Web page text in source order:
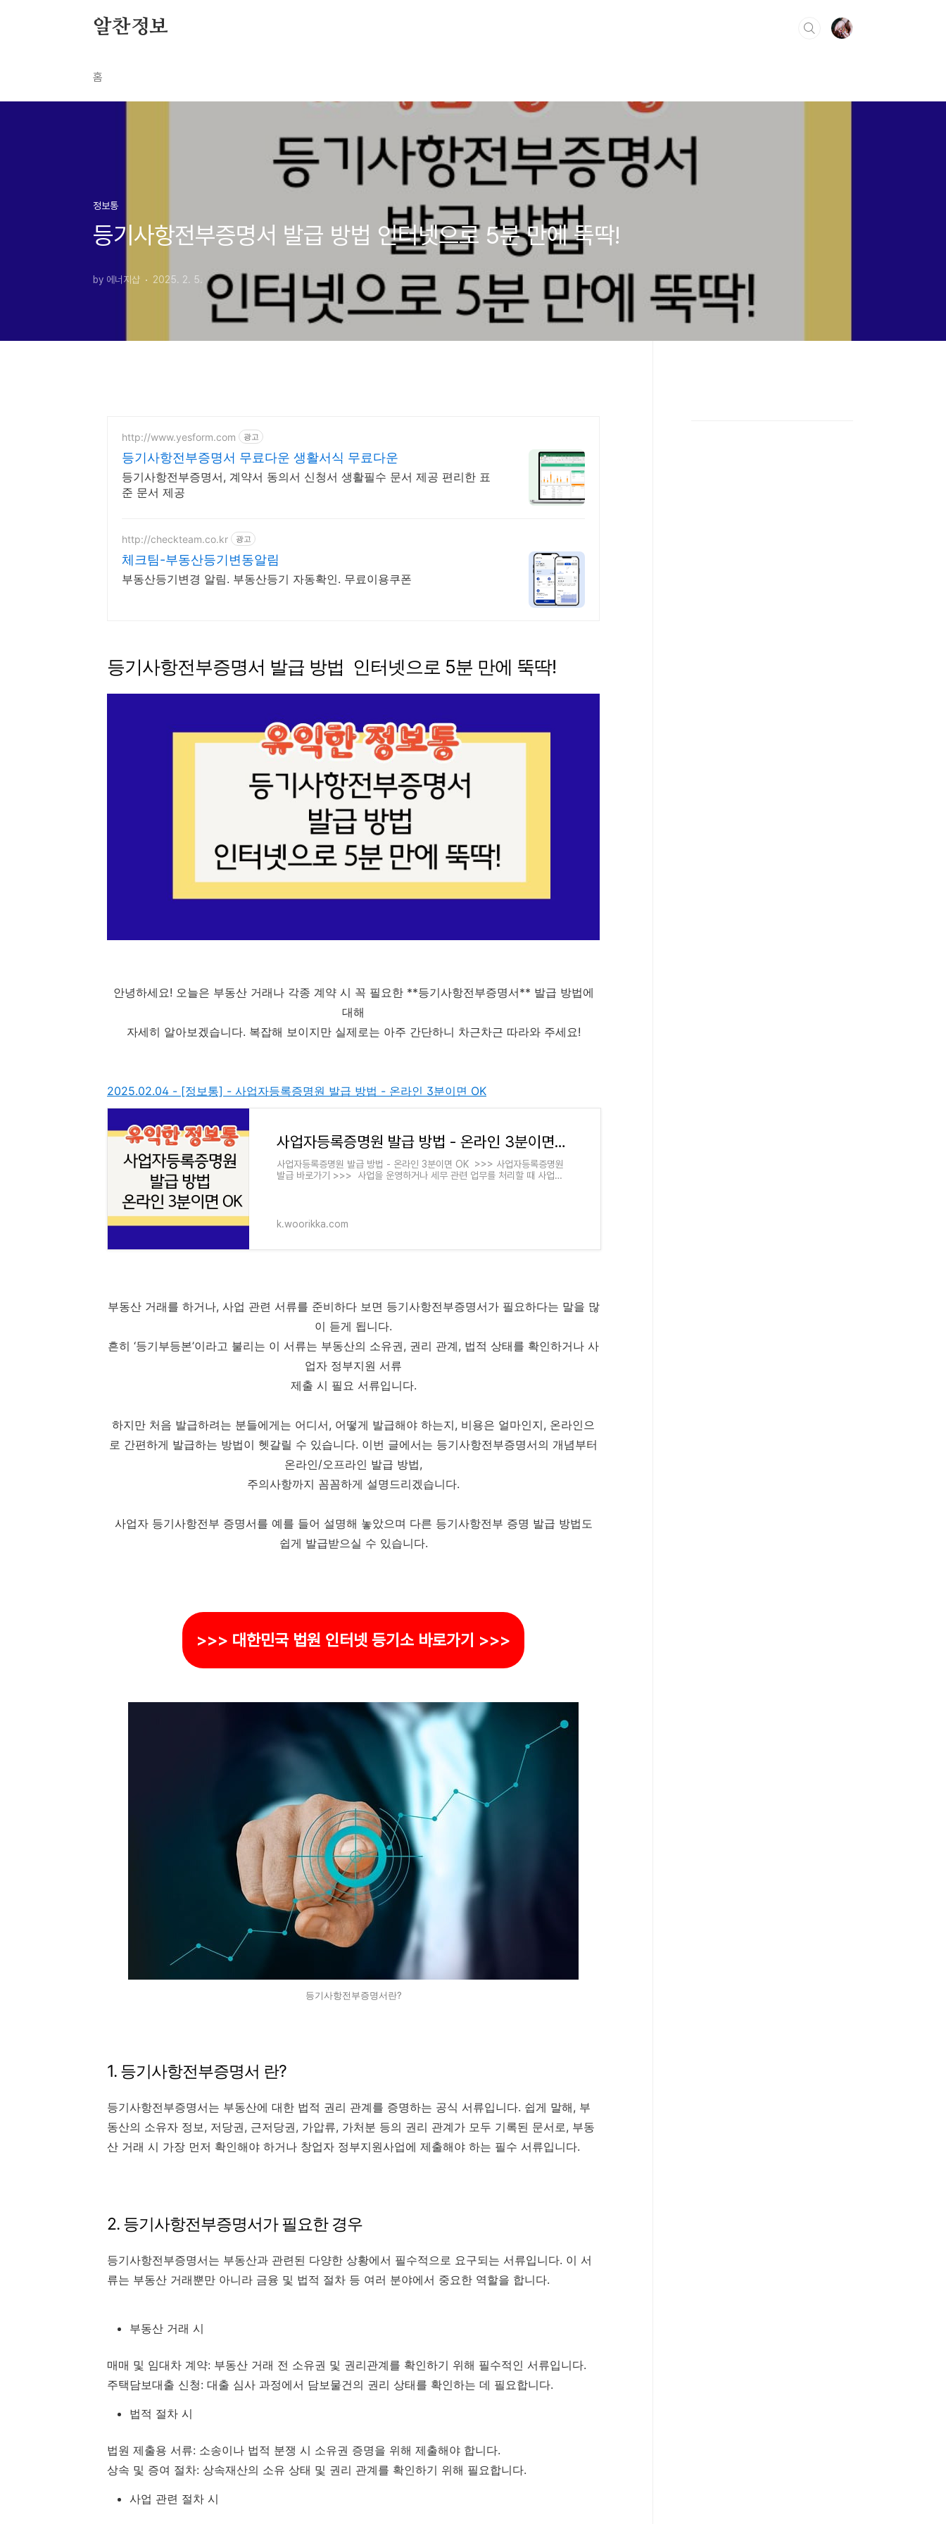
알찬정보
홈
정보통
등기사항전부증명서 발급 방법 인터넷으로 5분 만에 뚝딱!
by 에너지샵 2025. 2. 5.
http://www.yesform.com 광고
등기사항전부증명서 무료다운 생활서식 무료다운
등기사항전부증명서, 계약서 동의서 신청서 생활필수 문서 제공 편리한 표
준 문서 제공
http://checkteam.co.kr 광고
체크팀-부동산등기변동알림
부동산등기변경 알림. 부동산등기 자동확인. 무료이용쿠폰
등기사항전부증명서 발급 방법 인터넷으로 5분 만에 뚝딱!
안녕하세요! 오늘은 부동산 거래나 각종 계약 시 꼭 필요한 **등기사항전부증명서** 발급 방법에
대해
자세히 알아보겠습니다. 복잡해 보이지만 실제로는 아주 간단하니 차근차근 따라와 주세요!
2025.02.04 - [정보통] - 사업자등록증명원 발급 방법 - 온라인 3분이면 OK
사업자등록증명원 발급 방법 - 온라인 3분이면 OK
사업자등록증명원 발급 방법 - 온라인 3분이면 OK >>> 사업자등록증명원
발급 바로가기 >>> 사업을 운영하거나 세무 관련 업무를 처리할 때 사업자
k.woorikka.com
부동산 거래를 하거나, 사업 관련 서류를 준비하다 보면 등기사항전부증명서가 필요하다는 말을 많
이 듣게 됩니다.
흔히 ‘등기부등본’이라고 불리는 이 서류는 부동산의 소유권, 권리 관계, 법적 상태를 확인하거나 사
업자 정부지원 서류
제출 시 필요 서류입니다.
하지만 처음 발급하려는 분들에게는 어디서, 어떻게 발급해야 하는지, 비용은 얼마인지, 온라인으
로 간편하게 발급하는 방법이 헷갈릴 수 있습니다. 이번 글에서는 등기사항전부증명서의 개념부터
온라인/오프라인 발급 방법,
주의사항까지 꼼꼼하게 설명드리겠습니다.
사업자 등기사항전부 증명서를 예를 들어 설명해 놓았으며 다른 등기사항전부 증명 발급 방법도
쉽게 발급받으실 수 있습니다.
>>> 대한민국 법원 인터넷 등기소 바로가기 >>>
등기사항전부증명서란?
1. 등기사항전부증명서 란?
등기사항전부증명서는 부동산에 대한 법적 권리 관계를 증명하는 공식 서류입니다. 쉽게 말해, 부
동산의 소유자 정보, 저당권, 근저당권, 가압류, 가처분 등의 권리 관계가 모두 기록된 문서로, 부동
산 거래 시 가장 먼저 확인해야 하거나 창업자 정부지원사업에 제출해야 하는 필수 서류입니다.
2. 등기사항전부증명서가 필요한 경우
등기사항전부증명서는 부동산과 관련된 다양한 상황에서 필수적으로 요구되는 서류입니다. 이 서
류는 부동산 거래뿐만 아니라 금융 및 법적 절차 등 여러 분야에서 중요한 역할을 합니다.
부동산 거래 시
매매 및 임대차 계약: 부동산 거래 전 소유권 및 권리관계를 확인하기 위해 필수적인 서류입니다.
주택담보대출 신청: 대출 심사 과정에서 담보물건의 권리 상태를 확인하는 데 필요합니다.
법적 절차 시
법원 제출용 서류: 소송이나 법적 분쟁 시 소유권 증명을 위해 제출해야 합니다.
상속 및 증여 절차: 상속재산의 소유 상태 및 권리 관계를 확인하기 위해 필요합니다.
사업 관련 절차 시